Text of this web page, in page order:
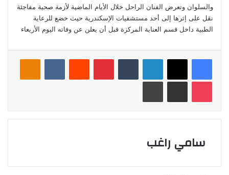
والسلوان وتعرض الفنان الراحل خلال الأيام الماضية لأزمة صحية مفاجئة
نقل على إثرها إلى أحد مستشفيات الإسكندرية حيث خضع للرعاية
الطبية داخل قسم العناية المركزة قبل أن يعلن عن وفاته اليوم الأربعاء
فيسبوك ‫X لينكدإن بينتيريست
‫Pocket مشاركة عبر البريد طباعة
سامي راغب